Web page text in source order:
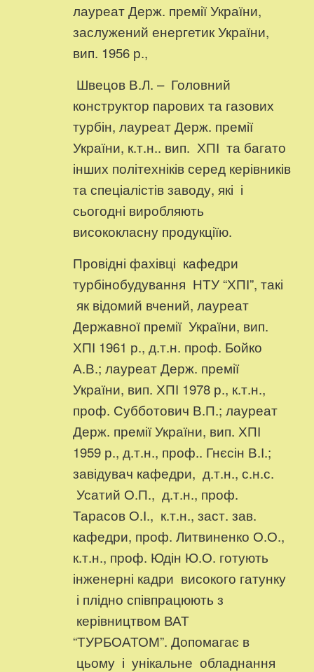
лауреат Держ. премії України,
заслужений енергетик України,
вип. 1956 р.,
Швецов В.Л. – Головний
конструктор парових та газових
турбін, лауреат Держ. премії
України, к.т.н.. вип. ХПІ та багато
інших політехніків серед керівників
та спеціалістів заводу, які і
сьогодні виробляють
висококласну продукціїю.
Провідні фахівці кафедри
турбінобудування НТУ “ХПІ”, такі
як відомий вчений, лауреат
Державної премії України, вип.
ХПІ 1961 р., д.т.н. проф. Бойко
А.В.; лауреат Держ. премії
України, вип. ХПІ 1978 р., к.т.н.,
проф. Субботович В.П.; лауреат
Держ. премії України, вип. ХПІ
1959 р., д.т.н., проф.. Гнєсін В.І.;
завідувач кафедри, д.т.н., с.н.с.
Усатий О.П., д.т.н., проф.
Тарасов О.І., к.т.н., заст. зав.
кафедри, проф. Литвиненко О.О.,
к.т.н., проф. Юдін Ю.О. готують
інженерні кадри високого гатунку
і плідно співпрацюють з
керівництвом ВАТ
“ТУРБОАТОМ”. Допомагає в
цьому і унікальне обладнання